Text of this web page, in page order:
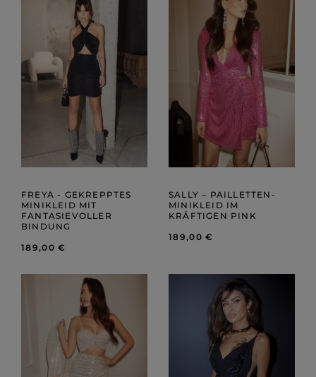
FREYA - GEKREPPTES
MINIKLEID MIT
FANTASIEVOLLER
BINDUNG
189,00 €
SALLY – PAILLETTEN-
MINIKLEID IM
KRÄFTIGEN PINK
189,00 €